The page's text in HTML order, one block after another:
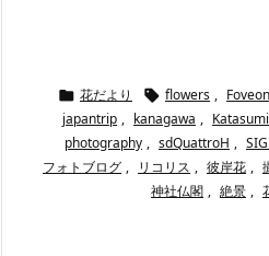
 花だより  flowers , Foveon
japantrip , kanagawa , Katasumi
photography , sdQuattroH ,
フォトブログ , リコリス , 彼岸花 ,
神社仏閣 , 絶景 ,